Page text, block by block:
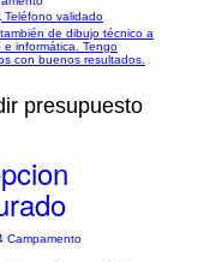
Teléfono validado
de dibujo técnico a
informática. Tengo
con buenos resultados.
presupuesto
Campamento